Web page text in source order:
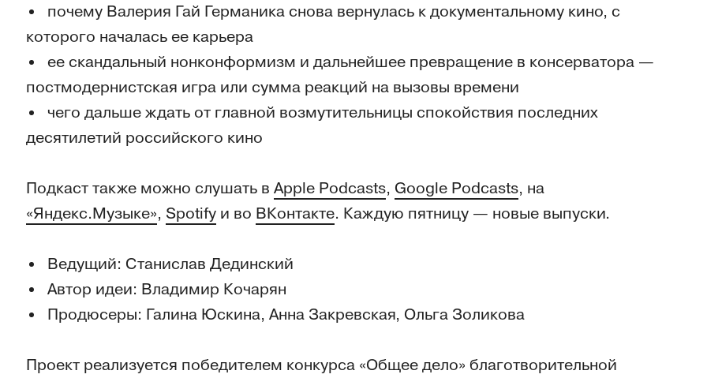
почему Валерия Гай Германика снова вернулась к документальному кино, с
которого началась ее карьера
ее скандальный нонконформизм и дальнейшее превращение в консерватора —
постмодернистская игра или сумма реакций на вызовы времени
чего дальше ждать от главной возмутительницы спокойствия последних
десятилетий российского кино
Подкаст также можно слушать в Apple Podcasts, Google Podcasts, на
«Яндекс.Музыке», Spotify и во ВКонтакте. Каждую пятницу — новые выпуски.
Ведущий: Станислав Дединский
Автор идеи: Владимир Кочарян
Продюсеры: Галина Юскина, Анна Закревская, Ольга Золикова
Проект реализуется победителем конкурса «Общее дело» благотворительной